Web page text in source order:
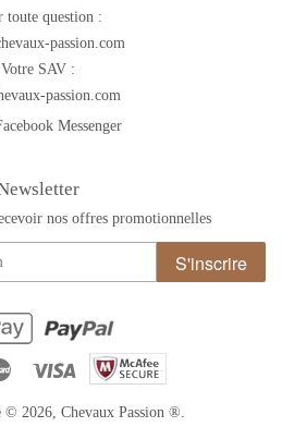
toute question :
passion.com
Votre SAV :
passion.com
Messenger
nos offres promotionnelles
S'inscrire
Master Visa
© 2026, Chevaux Passion ®.